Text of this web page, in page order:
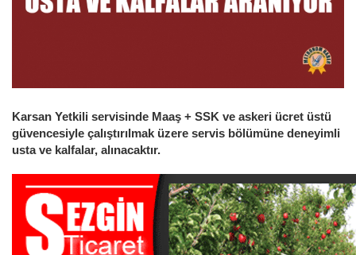
Karsan Yetkili servisinde Maaş + SSK ve askeri ücret üstü
güvencesiyle çalıştırılmak üzere servis bölümüne deneyimli
usta ve kalfalar, alınacaktır.